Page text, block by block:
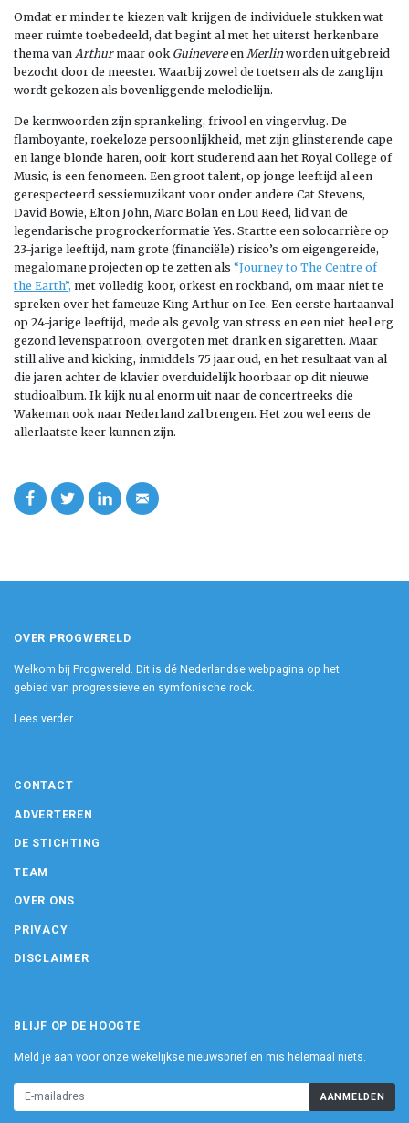
Omdat er minder te kiezen valt krijgen de individuele stukken wat
meer ruimte toebedeeld, dat begint al met het uiterst herkenbare
thema van Arthur maar ook Guinevereen Merlinworden uitgebreid
bezocht door de meester. Waarbij zowel de toetsen als de zanglijn
wordt gekozen als bovenliggende melodielijn.
De kernwoorden zijn sprankeling, frivool en vingervlug. De
flamboyante, roekeloze persoonlijkheid, met zijn glinsterende cape
en lange blonde haren, ooit kort studerend aan het Royal College of
Music, is een fenomeen. Een groot talent, op jonge leeftijd al een
gerespecteerd sessiemuzikant voor onder andere Cat Stevens,
David Bowie, Elton John, Marc Bolan en Lou Reed, lid van de
legendarische progrockerformatie Yes. Startte een solocarrière op
23-jarige leeftijd, nam grote (financiële) risico’s om eigengereide,
megalomane projecten op te zetten als “Journey to The Centre of
the Earth”, met volledig koor, orkest en rockband, om maar niet te
spreken over het fameuze King Arthur on Ice. Een eerste hartaanval
op 24-jarige leeftijd, mede als gevolg van stress en een niet heel erg
gezond levenspatroon, overgoten met drank en sigaretten. Maar
still alive and kicking, inmiddels 75 jaar oud, en het resultaat van al
die jaren achter de klavier overduidelijk hoorbaar op dit nieuwe
studioalbum. Ik kijk nu al enorm uit naar de concertreeks die
Wakeman ook naar Nederland zal brengen. Het zou wel eens de
allerlaatste keer kunnen zijn.
OVER PROGWERELD
Welkom bij Progwereld. Dit is dé Nederlandse webpagina op het
gebied van progressieve en symfonische rock.
Lees verder
CONTACT
ADVERTEREN
DE STICHTING
TEAM
OVER ONS
PRIVACY
DISCLAIMER
BLIJF OP DE HOOGTE
Meld je aan voor onze wekelijkse nieuwsbrief en mis helemaal niets.
AANMELDEN